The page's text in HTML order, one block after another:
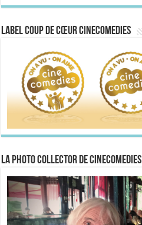
Label Coup de Cœur CineComedies
La Photo collector de CineComedies